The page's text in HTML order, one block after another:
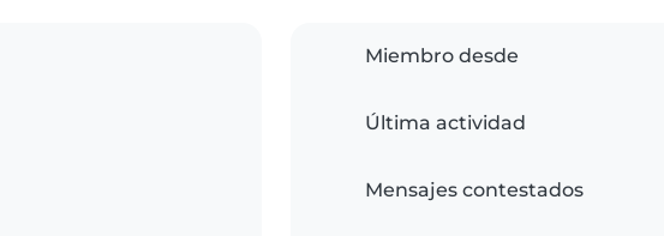
Miembro desde
Última actividad
Mensajes contestados